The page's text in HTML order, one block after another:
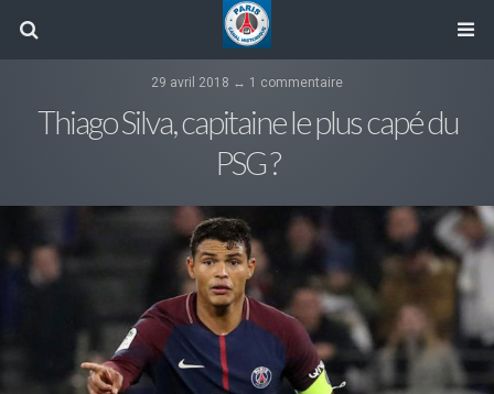
29 avril 2018 ↔ 1 commentaire
Thiago Silva, capitaine le plus capé du
PSG ?